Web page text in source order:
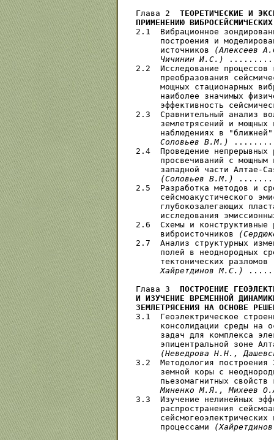
Глава 2 ТЕОРЕТИЧЕСКИЕ И
ПРИМЕНЕНИЮ
2.1  Вибрационное
построения и
     источников
(Алексеев
     Чичинин И.С.)
2.2  Исследование процессов
преобразования
мощных стационарных
наиболее значимых
эффективность
2.3  Сравнительный анализ
землетрясений и мощных
наблюдениях в
     Соловьев В.М.)
2.4  Проведение непрерывных
просвечиваний с мощным
западной части Алтае-
(Соловьев В.М.)
2.5  Разработка методов и
сейсмоакустического
глубокозалегающих
исследования
2.6  Схемы и конструктивные
     виброисточников
2.7  Анализ структурных
полей в неоднородных
     тектонических разломов
     Хайретдинов М.С.)
Глава 3 ПОСТРОЕНИЕ
И ИЗУЧЕНИЕ ВРЕМЕННОЙ
ЗЕМЛЕТРЯСЕНИЯ НА ОСНОВЕ
3.1  Геоэлектрическое
консолидации среды на
задач для комплекса
эпицентральной зоне
(Неведрова Н.Н.,
3.2  Методология построения
земной коры с
пьезомагнитных
Миненко М.Я., Михеев
3.3  Изучение нелинейных
распространения
сейсмогеоэлектрических
     процессами